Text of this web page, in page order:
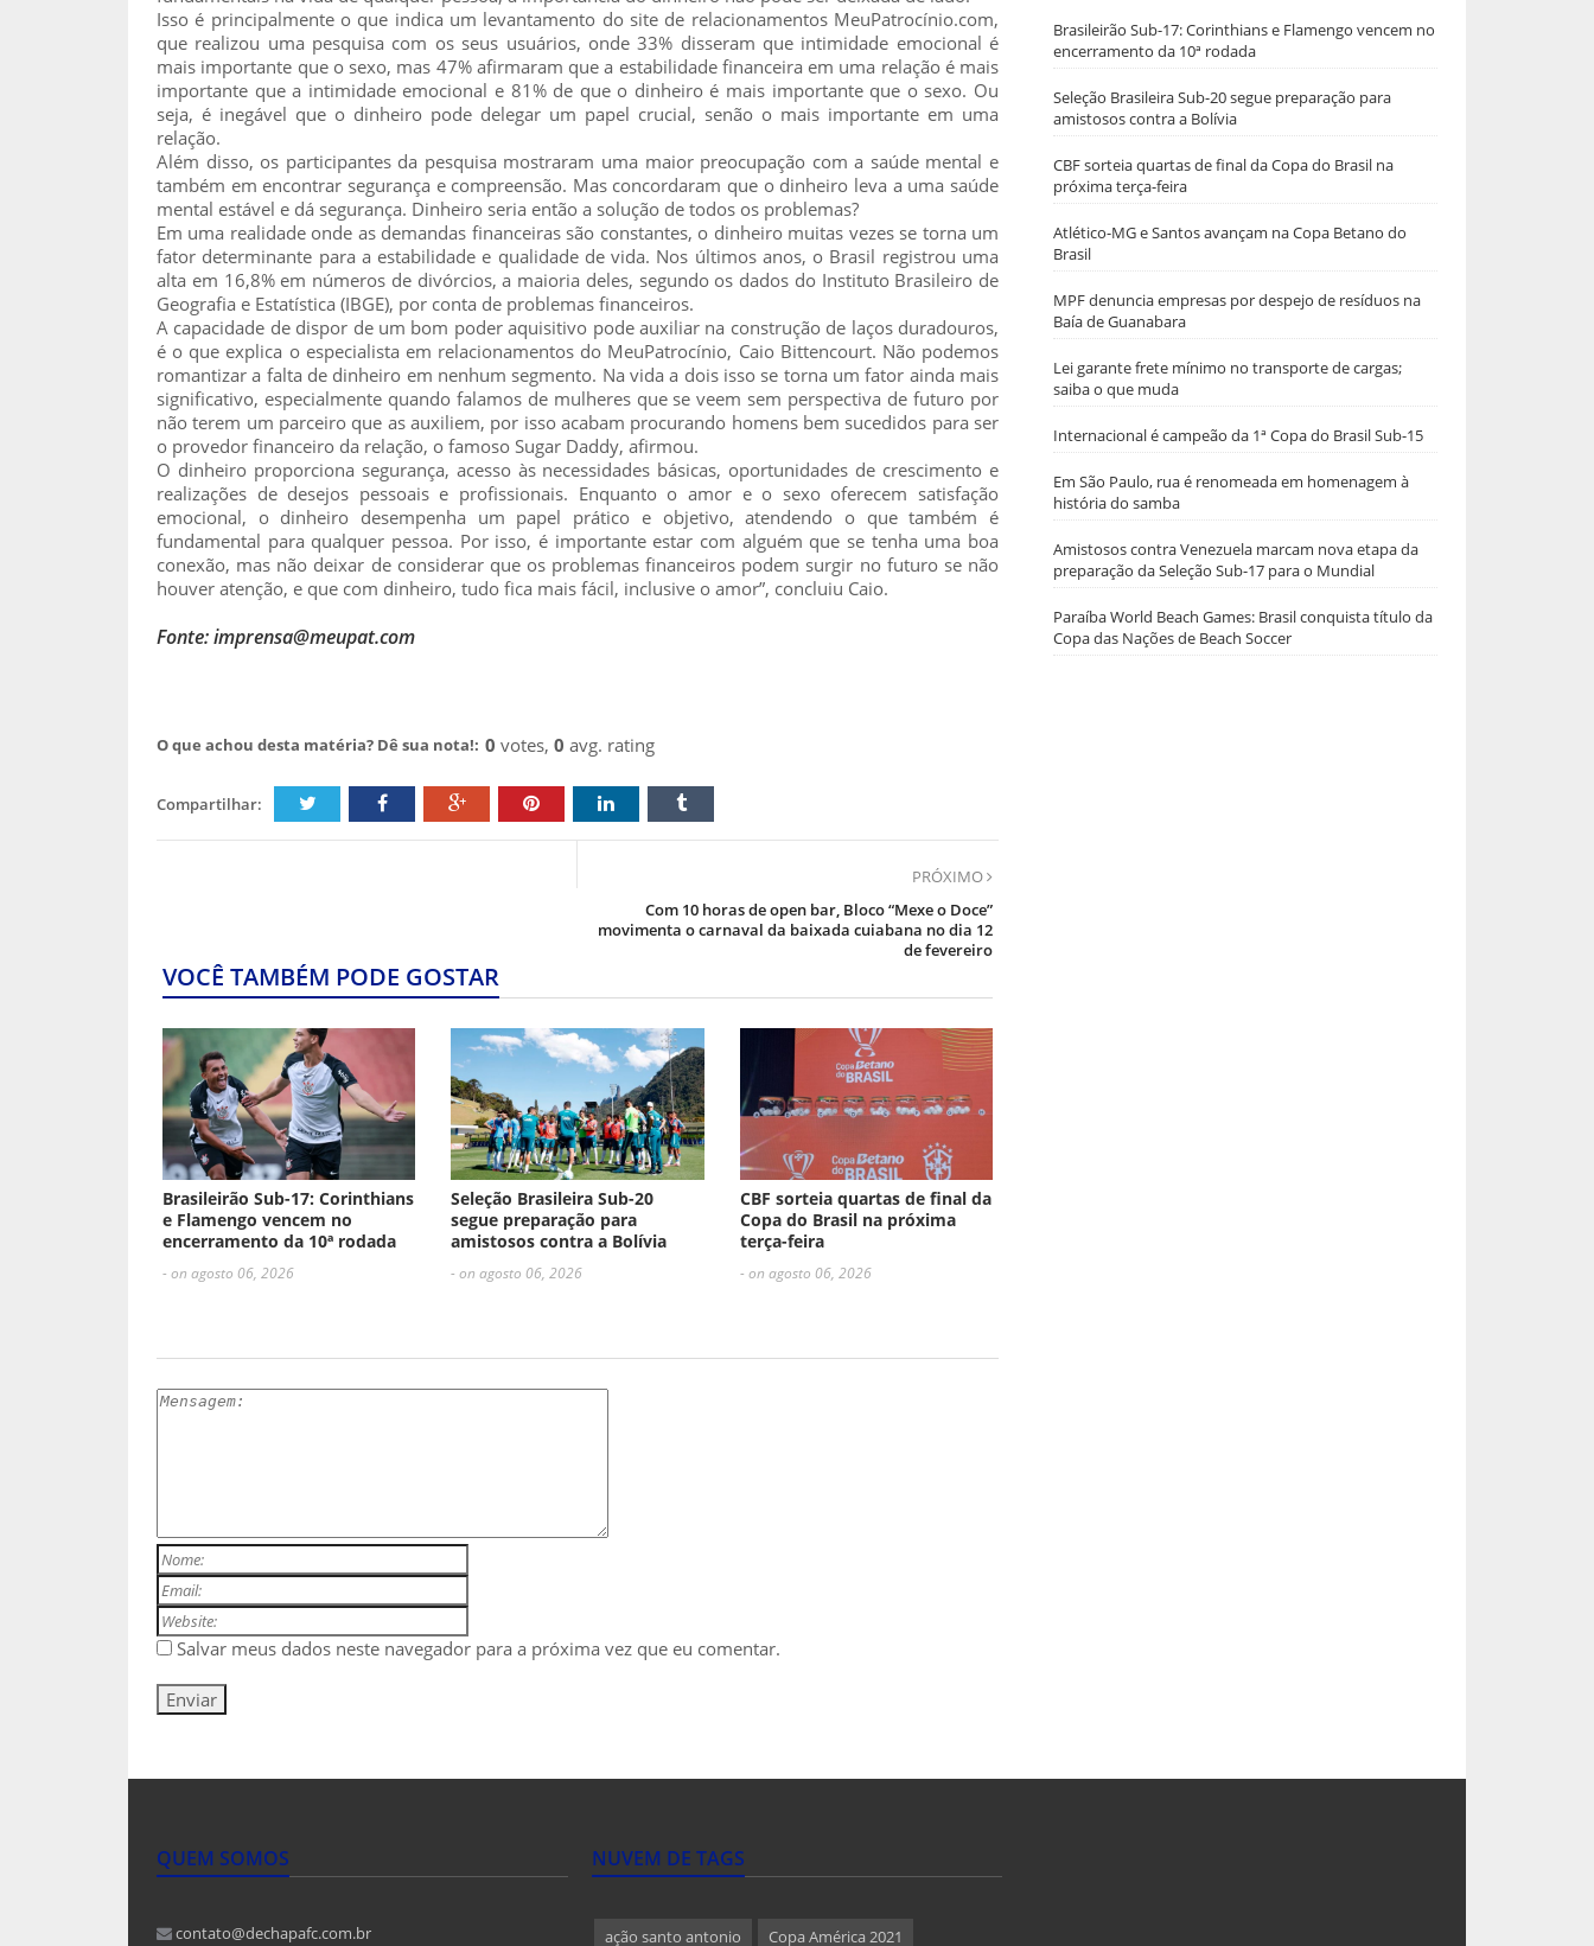
Isso é principalmente o que indica um levantamento do site de relacionamentos MeuPatrocínio.com,
que realizou uma pesquisa com os seus usuários, onde 33% disseram que intimidade emocional é
mais importante que o sexo, mas 47% afirmaram que a estabilidade financeira em uma relação é mais
importante que a intimidade emocional e 81% de que o dinheiro é mais importante que o sexo. Ou
seja, é inegável que o dinheiro pode delegar um papel crucial, senão o mais importante em uma
relação.
Além disso, os participantes da pesquisa mostraram uma maior preocupação com a saúde mental e
também em encontrar segurança e compreensão. Mas concordaram que o dinheiro leva a uma saúde
mental estável e dá segurança. Dinheiro seria então a solução de todos os problemas?
Em uma realidade onde as demandas financeiras são constantes, o dinheiro muitas vezes se torna um
fator determinante para a estabilidade e qualidade de vida. Nos últimos anos, o Brasil registrou uma
alta em 16,8% em números de divórcios, a maioria deles, segundo os dados do Instituto Brasileiro de
Geografia e Estatística (IBGE), por conta de problemas financeiros.
A capacidade de dispor de um bom poder aquisitivo pode auxiliar na construção de laços duradouros,
é o que explica o especialista em relacionamentos do MeuPatrocínio, Caio Bittencourt. Não podemos
romantizar a falta de dinheiro em nenhum segmento. Na vida a dois isso se torna um fator ainda mais
significativo, especialmente quando falamos de mulheres que se veem sem perspectiva de futuro por
não terem um parceiro que as auxiliem, por isso acabam procurando homens bem sucedidos para ser
o provedor financeiro da relação, o famoso Sugar Daddy, afirmou.
O dinheiro proporciona segurança, acesso às necessidades básicas, oportunidades de crescimento e
realizações de desejos pessoais e profissionais. Enquanto o amor e o sexo oferecem satisfação
emocional, o dinheiro desempenha um papel prático e objetivo, atendendo o que também é
fundamental para qualquer pessoa. Por isso, é importante estar com alguém que se tenha uma boa
conexão, mas não deixar de considerar que os problemas financeiros podem surgir no futuro se não
houver atenção, e que com dinheiro, tudo fica mais fácil, inclusive o amor”, concluiu Caio.
Fonte: imprensa@meupat.com
O que achou desta matéria? Dê sua nota!: 0 votes, 0 avg. rating
Compartilhar:
PRÓXIMO
Com 10 horas de open bar, Bloco “Mexe o Doce”
movimenta o carnaval da baixada cuiabana no dia 12
de fevereiro
VOCÊ TAMBÉM PODE GOSTAR
Brasileirão Sub-17: Corinthians
e Flamengo vencem no
encerramento da 10ª rodada
- on agosto 06, 2026
Seleção Brasileira Sub-20
segue preparação para
amistosos contra a Bolívia
- on agosto 06, 2026
CBF sorteia quartas de final da
Copa do Brasil na próxima
terça-feira
- on agosto 06, 2026
Salvar meus dados neste navegador para a próxima vez que eu comentar.
Brasileirão Sub-17: Corinthians e Flamengo vencem no
encerramento da 10ª rodada
Seleção Brasileira Sub-20 segue preparação para
amistosos contra a Bolívia
CBF sorteia quartas de final da Copa do Brasil na
próxima terça-feira
Atlético-MG e Santos avançam na Copa Betano do
Brasil
MPF denuncia empresas por despejo de resíduos na
Baía de Guanabara
Lei garante frete mínimo no transporte de cargas;
saiba o que muda
Internacional é campeão da 1ª Copa do Brasil Sub-15
Em São Paulo, rua é renomeada em homenagem à
história do samba
Amistosos contra Venezuela marcam nova etapa da
preparação da Seleção Sub-17 para o Mundial
Paraíba World Beach Games: Brasil conquista título da
Copa das Nações de Beach Soccer
QUEM SOMOS
contato@dechapafc.com.br
NUVEM DE TAGS
ação santo antonio Copa América 2021